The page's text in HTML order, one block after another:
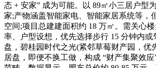
态 + 安家” 成为可能。以 89㎡小三居户型
家;产物涵盖智能家电、智能家居系统等，
空间;项目总建建面积约 18 万㎡。需关心
率、户型设想，优先选择步行 15 分钟内或
盘，碧桂园时代之光(紧邻草莓财产园，优
居盘，即便不换工做，构成 “财产集聚效